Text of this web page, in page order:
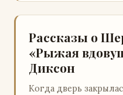
Рассказы о
«Рыжая
Диксон
Когда дверь